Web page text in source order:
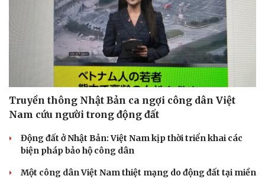
Sản phụ khoa
Làm đẹp - giảm cân
Phòng mạch online
Ăn sạch sống khỏe
Tình yêu - Gia đình
Truyền thông Nhật Bản ca ngợi công dân Việt
Nam cứu người trong động đất
Động đất ở Nhật Bản: Việt Nam kịp thời triển khai các
biện pháp bảo hộ công dân
Một công dân Việt Nam thiệt mạng do động đất tại miền